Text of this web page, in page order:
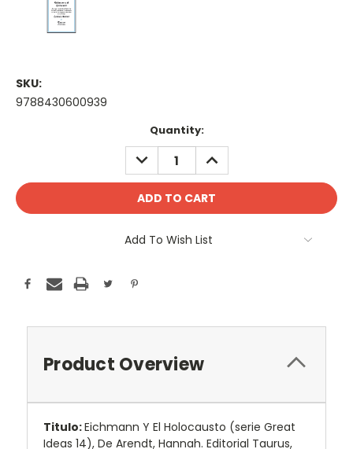
SKU:
9788430600939
Quantity:
DECREASE
QUANTITY:
INCREASE
QUANTITY:
Add To Wish List
Product Overview
Titulo:Eichmann Y El Holocausto (serie Great
Ideas 14), De Arendt, Hannah. Editorial Taurus,